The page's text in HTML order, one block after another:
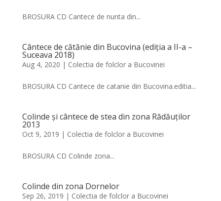
BROSURA CD Cantece de nunta din...
Cântece de cătănie din Bucovina (ediția a II-a –
Suceava 2018)
Aug 4, 2020 | Colectia de folclor a Bucovinei
BROSURA CD Cantece de catanie din Bucovina.editia...
Colinde și cântece de stea din zona Rădăuților
2013
Oct 9, 2019 | Colectia de folclor a Bucovinei
BROSURA CD Colinde zona...
Colinde din zona Dornelor
Sep 26, 2019 | Colectia de folclor a Bucovinei